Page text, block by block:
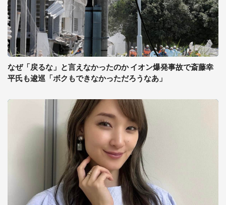
なぜ「戻るな」と言えなかったのか イオン爆発事故で斎藤幸
平氏も逡巡「ボクもできなかっただろうなあ」